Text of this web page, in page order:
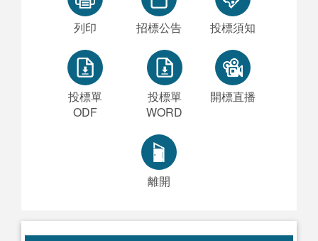
列印 招標公告 投標須知
投標單
ODF
投標單
WORD
開標直播
離開